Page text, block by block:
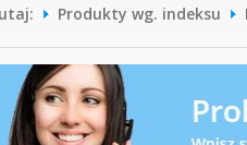
Produkty wg. indeksu